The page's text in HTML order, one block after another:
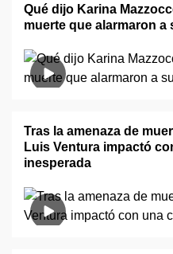
Qué dijo Karina
muerte que alarmaron a
Tras la amenaza de
Luis Ventura impactó
inesperada